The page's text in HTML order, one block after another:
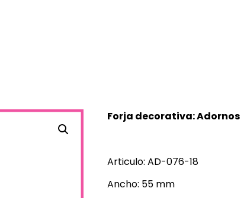
Forja decorativa: Adornos
Articulo: AD-076-18
Ancho: 55 mm